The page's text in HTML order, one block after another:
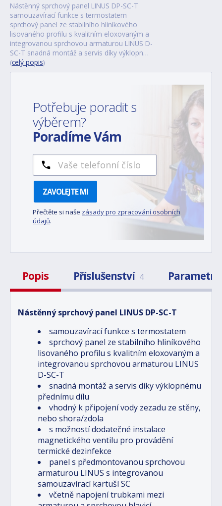
Nástěnný sprchový panel LINUS DP-SC-T
samouzavírací funkce s termostatem
sprchový panel ze stabilního hliníkového
lisovaného profilu s kvalitním eloxovaným a
integrovanou sprchovou armaturou LINUS D-
SC-T snadná montáž a servis díky výklopn…
(celý popis)
Potřebuje poradit s
výběrem?
Poradíme Vám
ZAVOLEJTE MI
Přečtěte si naše zásady pro zpracování osobních
údajů.
Popis Příslušenství 4 Parametry
Nástěnný sprchový panel LINUS DP-SC-T
samouzavírací funkce s termostatem
sprchový panel ze stabilního hliníkového
lisovaného profilu s kvalitním eloxovaným a
integrovanou sprchovou armaturou LINUS
D-SC-T
snadná montáž a servis díky výklopnému
přednímu dílu
vhodný k připojení vody zezadu ze stěny,
nebo shora/zdola
s možností dodatečné instalace
magnetického ventilu pro provádění
termické dezinfekce
panel s předmontovanou sprchovou
armaturou LINUS s integrovanou
samouzavírací kartuší SC
včetně napojení trubkami mezi